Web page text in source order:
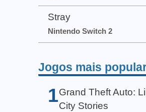
Stray
Nintendo Switch 2
Jogos mais
1 Grand Theft Auto:
City Stories